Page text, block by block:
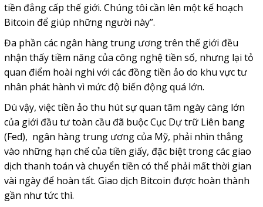
tiền đẳng cấp thế giới. Chúng tôi cần lên một kế hoạch
Bitcoin để giúp những người này”.
Đa phần các ngân hàng trung ương trên thế giới đều
nhận thấy tiềm năng của công nghệ tiền số, nhưng lại tỏ
quan điểm hoài nghi với các đồng tiền ảo do khu vực tư
nhân phát hành vì mức độ biến động quá lớn.
Dù vậy, việc tiền ảo thu hút sự quan tâm ngày càng lớn
của giới đầu tư toàn cầu đã buộc Cục Dự trữ Liên bang
(Fed), ngân hàng trung ương của Mỹ, phải nhìn thẳng
vào những hạn chế của tiền giấy, đặc biệt trong các giao
dịch thanh toán và chuyển tiền có thể phải mất thời gian
vài ngày để hoàn tất. Giao dịch Bitcoin được hoàn thành
gần như tức thì.